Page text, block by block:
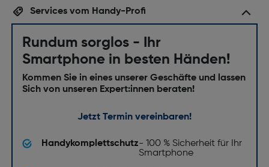
Services vom Handy-Profi
Rundum sorglos - Ihr
Smartphone in besten Händen!
Kommen Sie in eines unserer Geschäfte und lassen
Sich von unseren Expert:innen beraten!
Jetzt Termin vereinbaren!
Handykomplettschutz- 100 % Sicherheit für Ihr
Smartphone